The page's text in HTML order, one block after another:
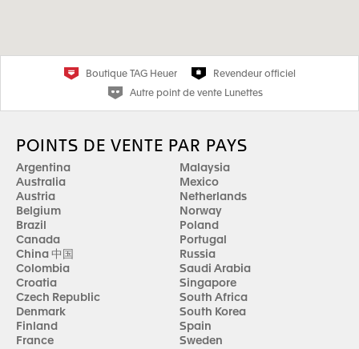
Boutique TAG Heuer
Revendeur officiel
Autre point de vente Lunettes
POINTS DE VENTE PAR PAYS
Argentina
Australia
Austria
Belgium
Brazil
Canada
China 中国
Colombia
Croatia
Czech Republic
Denmark
Finland
France
Malaysia
Mexico
Netherlands
Norway
Poland
Portugal
Russia
Saudi Arabia
Singapore
South Africa
South Korea
Spain
Sweden